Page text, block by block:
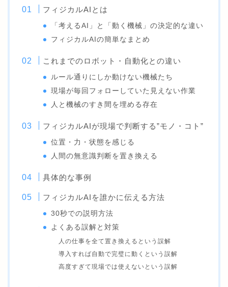
フィジカルAIとは
「考えるAI」と「動く機械」の決定的な違い
フィジカルAIの簡単なまとめ
これまでのロボット・自動化との違い
ルール通りにしか動けない機械たち
現場が毎回フォローしていた見えない作業
人と機械のすき間を埋める存在
フィジカルAIが現場で判断する”モノ・コト”
位置・力・状態を感じる
人間の無意識判断を置き換える
具体的な事例
フィジカルAIを誰かに伝える方法
30秒での説明方法
よくある誤解と対策
人の仕事を全て置き換えるという誤解
導入すれば自動で完璧に動くという誤解
高度すぎて現場では使えないという誤解